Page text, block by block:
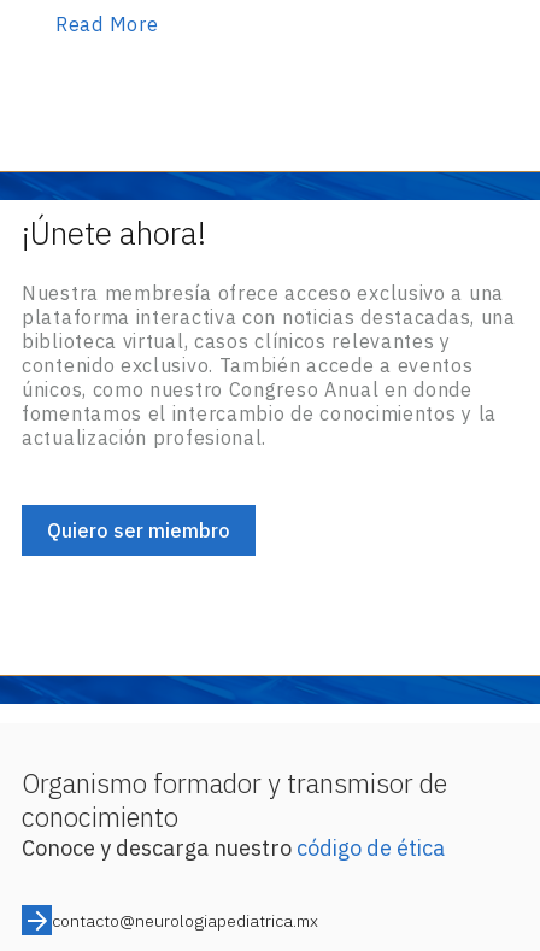
Read More
¡Únete ahora!
Nuestra membresía ofrece acceso exclusivo a una
plataforma interactiva con noticias destacadas, una
biblioteca virtual, casos clínicos relevantes y
contenido exclusivo. También accede a eventos
únicos, como nuestro Congreso Anual en donde
fomentamos el intercambio de conocimientos y la
actualización profesional.
Quiero ser miembro
Organismo formador y transmisor de
conocimiento
Conoce y descarga nuestro código de ética
contacto@neurologiapediatrica.mx